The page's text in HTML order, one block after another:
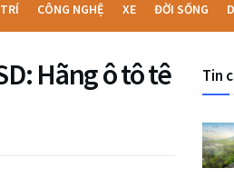
CÔNG NGHỆ XE ĐỜI SỐNG
Hãng ô tô tê
Tin